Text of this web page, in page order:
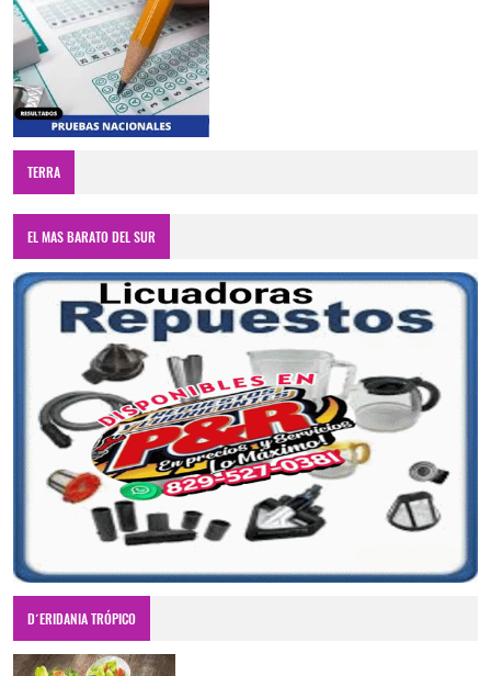
TERRA
EL MAS BARATO DEL SUR
D´ERIDANIA TRÓPICO